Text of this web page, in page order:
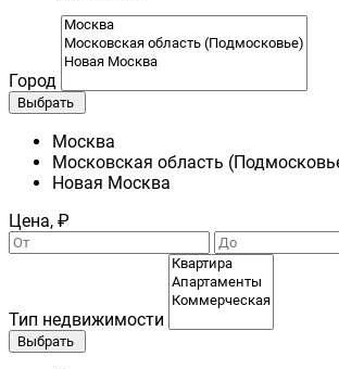
Город
Выбрать
Москва
Московская область
Новая Москва
Цена, ₽
Тип недвижимости
Выбрать